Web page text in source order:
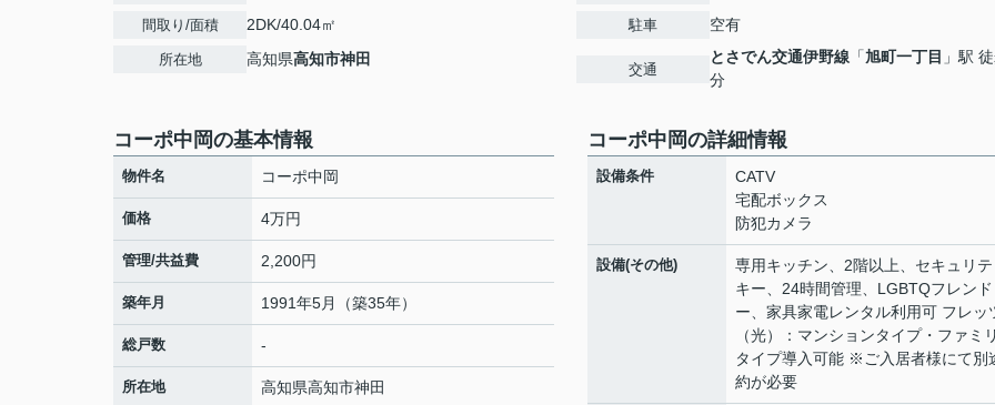
間取り/面積 2DK/40.04㎡
所在地 高知県高知市神田
駐車 空有
交通
とさでん交通伊野線 「旭町一丁目 」駅
分
コーポ中岡の基本情報
物件名 コーポ中岡
価格 4万円
管理/共益費 2,200円
築年月 1991年5月（築35年）
総戸数 -
所在地 高知県高知市神田
コーポ中岡の詳細情報
設備条件
CATV
宅配ボックス
防犯カメラ
設備(その他)
専用キッチン、2階以上、セキュリテ
キー、24時間管理、LGBTQフレンド
ー、家具家電レンタル利用可 フレッ
（光）：マンションタイプ・ファミ
タイプ導入可能 ※ご入居者様にて別
約が必要